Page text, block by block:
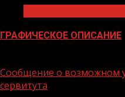
ГРАФИЧЕСКОЕ ОПИСАНИЕ
Сообщение о возможном
сервитута